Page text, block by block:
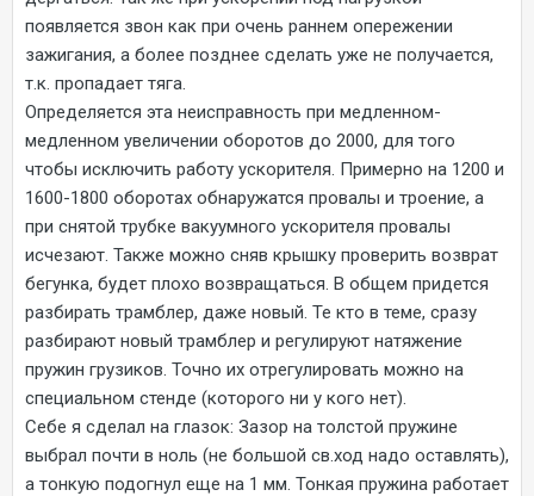
появляется звон как при очень раннем опережении
зажигания, а более позднее сделать уже не получается,
т.к. пропадает тяга.
Определяется эта неисправность при медленном-
медленном увеличении оборотов до 2000, для того
чтобы исключить работу ускорителя. Примерно на 1200 и
1600-1800 оборотах обнаружатся провалы и троение, а
при снятой трубке вакуумного ускорителя провалы
исчезают. Также можно сняв крышку проверить возврат
бегунка, будет плохо возвращаться. В общем придется
разбирать трамблер, даже новый. Те кто в теме, сразу
разбирают новый трамблер и регулируют натяжение
пружин грузиков. Точно их отрегулировать можно на
специальном стенде (которого ни у кого нет).
Себе я сделал на глазок: Зазор на толстой пружине
выбрал почти в ноль (не большой св.ход надо оставлять),
а тонкую подогнул еще на 1 мм. Тонкая пружина работает